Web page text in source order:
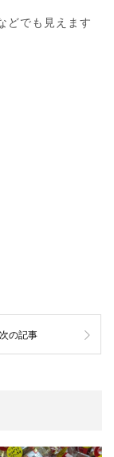
どでも見えます
次の記事